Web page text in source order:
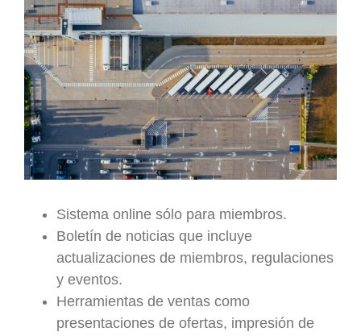
Sistema online sólo para miembros.
Boletín de noticias que incluye
actualizaciones de miembros, regulaciones
y eventos.
Herramientas de ventas como
presentaciones de ofertas, impresión de